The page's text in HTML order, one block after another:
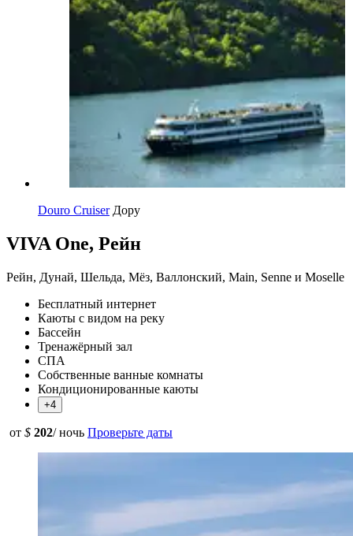
Douro Cruiser Дору
VIVA One, Рейн
Рейн, Дунай, Шельда, Мёз, Валлонский, Main, Senne и Moselle
Бесплатный интернет
Каюты с видом на реку
Бассейн
Тренажёрный зал
СПА
Собственные ванные комнаты
Кондиционированные каюты
+4
от $ 202/ ночь Проверьте даты